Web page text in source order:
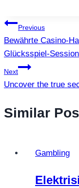
แนะแนว
เรื่อง
Previous
Bewährte Casino-
Glücksspiel-
Next
Uncover the true
Similar
Gambling